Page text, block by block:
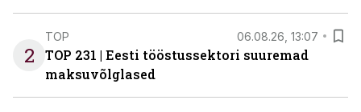
2
TOP 06.08.26, 13:07
TOP 231 | Eesti tööstussektori suuremad
maksuvõlglased